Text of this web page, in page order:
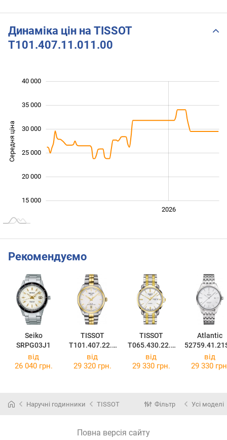
Динаміка цін на TISSOT
T101.407.11.011.00
Середня ціна
15 000
20 000
25 000
30 000
35 000
40 000
2026
Рекомендуємо
Seiko
SRPG03J1
TISSOT
T101.407.22.0
31.00
TISSOT
T065.430.22.0
31.00
Atlantic
від
26 040 грн.
від
29 320 грн.
від
29 330 грн.
від
29 330
Наручні годинники TISSOT Фільтр Усі моделі
Повна версія сайту